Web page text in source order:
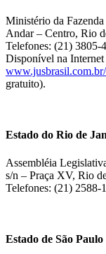
Ministério da
Andar – Centro, Rio
Telefones: (21)
Disponível na
gratuito).
Estado do Rio de
Assembléia
s/n – Praça XV, Rio
Telefones: (21) 2588-
Estado de São Paulo